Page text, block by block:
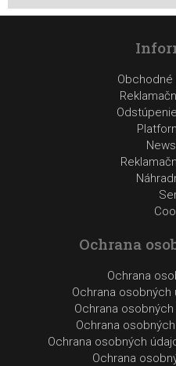
Ochrana
Ochrana
Ochrana osobných
Ochrana
Ochrana
Ochrana osobných
Ochrana